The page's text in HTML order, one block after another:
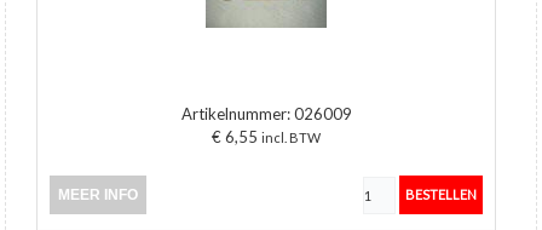
Artikelnummer:026009
€ 6,55 incl. BTW
MEER INFO